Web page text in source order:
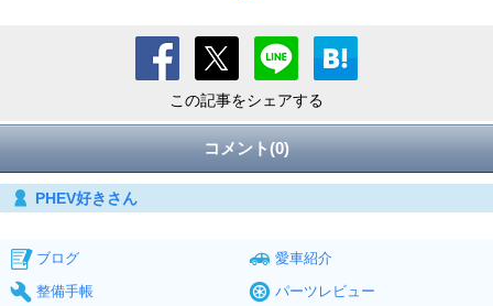
この記事をシェアする
コメント(0)
PHEV好きさん
ブログ
愛車紹介
整備手帳
パーツレビュー